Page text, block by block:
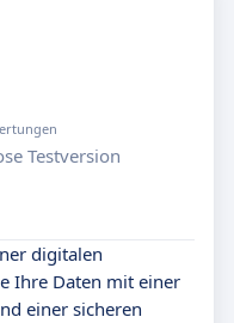
Testversion
digitalen
Ihre Daten mit einer
einer sicheren